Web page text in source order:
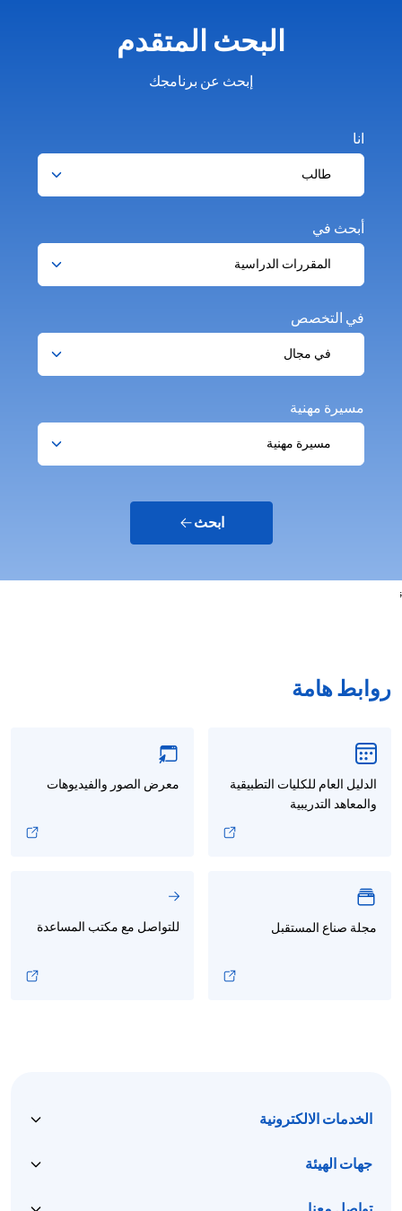
البحث المتقدم
إبحث عن برنامجك
انا
أبحث في
في التخصص
مسيرة مهنية
ابحث
;
روابط هامة
الدليل العام للكليات التطبيقية
والمعاهد التدريبية
معرض الصور والفيديوهات
مجلة صناع المستقبل للتواصل مع مكتب المساعدة
الخدمات الالكترونية
جهات الهيئة